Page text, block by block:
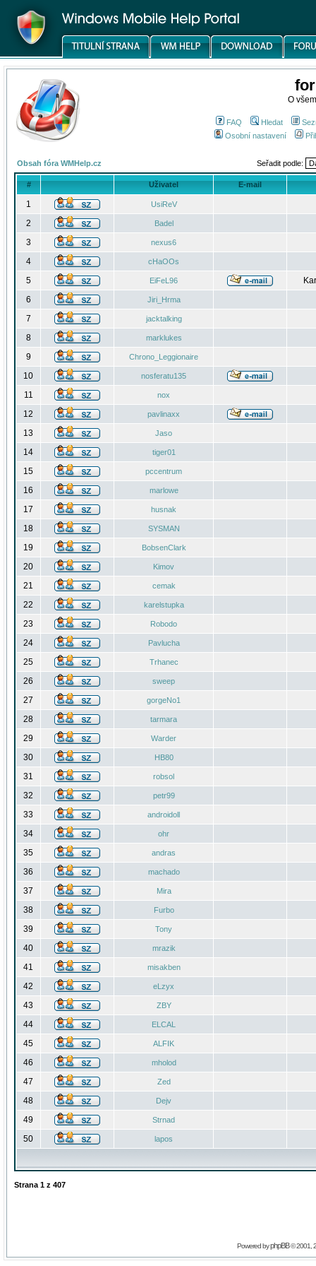
O
FAQ Hledat
Osobní nastavení
Obsah fóra WMHelp.cz Seřadit podle:
# Uživatel E-mail
1 UsiReV
2 Badel
3 nexus6
4 cHaOOs
5 EiFeL96
6
Jiri_Hrma
7 jacktalking
8 marklukes
9 Chrono_Leggionaire
10 nosferatu135
11 nox
12 pavlinaxx
13 Jaso
14 tiger01
15 pccentrum
16 marlowe
17 husnak
18 SYSMAN
19 BobsenClark
20 Kimov
21 cemak
22 karelstupka
23 Robodo
24 Pavlucha
25 Trhanec
26 sweep
27 gorgeNo1
28 tarmara
29 Warder
30 HB80
31 robsol
32 petr99
33 androidoll
34 ohr
35 andras
36 machado
37 Mira
38 Furbo
39 Tony
40 mrazik
41 misakben
42 eLzyx
43 ZBY
44 ELCAL
45 ALFIK
46 mholod
47 Zed
48 Dejv
49 Strnad
50 lapos
Strana 1 z 407
Powered byphpBB© 2001,